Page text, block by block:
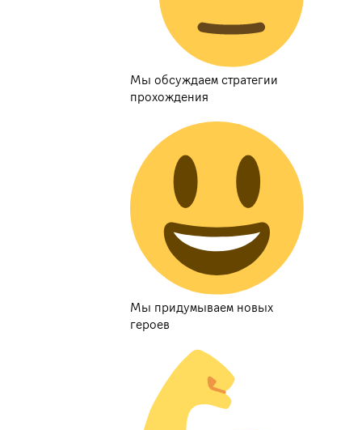
Мы обсуждаем стратегии
прохождения
Мы придумываем новых
героев